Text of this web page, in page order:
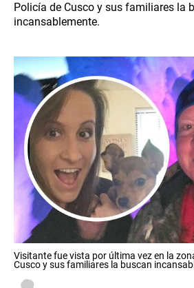
Policía de Cusco y sus familiares la
incansablemente.
Visitante fue vista por última vez en la
Cusco y sus familiares la buscan